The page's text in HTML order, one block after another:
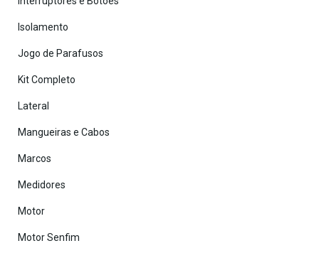
Isolamento
Jogo de Parafusos
Kit Completo
Lateral
Mangueiras e Cabos
Marcos
Medidores
Motor
Motor Senfim